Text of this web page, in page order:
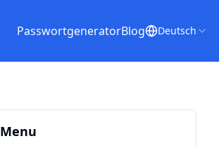
PasswortgeneratorBlog Deutsch
Menu